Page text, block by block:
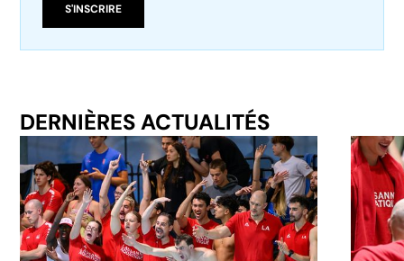
S'INSCRIRE
DERNIÈRES ACTUALITÉS